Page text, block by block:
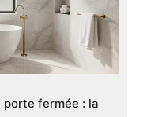
fermée : la